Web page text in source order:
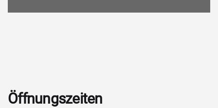
Öffnungszeiten